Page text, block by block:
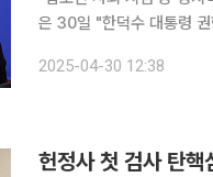
은 30일 "한덕수 대통령
국회에서 기자회견을 열고
2025-04-30 12:38
헌정사 첫 검사 탄핵